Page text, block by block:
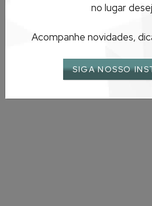
no lugar
Acompanhe novidades,
SIGA NOSSO